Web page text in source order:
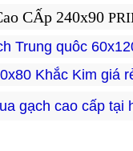
CẤp 240x90
Trung quôc
Khắc Kim giá
gạch cao cấp tại